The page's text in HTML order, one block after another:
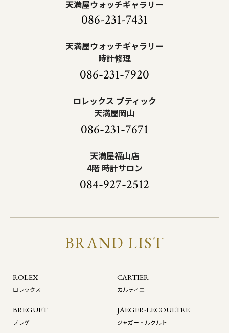
天満屋ウォッチギャラリー
086-231-7431
天満屋ウォッチギャラリー
時計修理
086-231-7920
ロレックス ブティック
天満屋岡山
086-231-7671
天満屋福山店
4階 時計サロン
084-927-2512
BRAND LIST
ROLEX
ロレックス
CARTIER
カルティエ
BREGUET
ブレゲ
JAEGER-LECOULTRE
ジャガー・ルクルト